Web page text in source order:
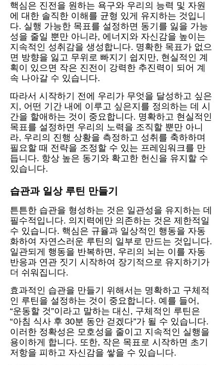
핵심은 진전을 원하는 욕구와 우리의 능력 및 자원
에 대한 솔직한 이해를 균형 있게 유지하는 것입니
다. 실행 가능한 목표를 설정하면 동기를 잃을 가능
성을 줄일 뿐만 아니라, 에너지와 자신감을 높이는
지속적인 성취감을 생성합니다. 명확한 목표가 없으
면 방향을 잃고 무위로 빠지기 쉽지만, 현실적인 계
획이 있으면 작은 진전이 강력한 추진력이 되어 계
속 나아갈 수 있습니다.
따라서 시작하기 전에 우리가 무엇을 달성하고 싶은
지, 어떤 기간 내에 이루고 싶은지를 정의하는 데 시
간을 할애하는 것이 중요합니다. 명확하고 현실적인
목표를 설정하면 우리의 노력을 조직할 뿐만 아니
라, 우리의 진행 상황을 측정하고 성취를 축하하며
필요할 때 전략을 조정할 수 있는 프레임워크를 만
듭니다. 항상 높은 동기와 확고한 헌신을 유지할 수
있습니다.
습관과 일상 루틴 만들기
튼튼한 습관을 형성하는 것은 일관성을 유지하는 데
필수적입니다. 의지력에만 의존하는 것은 제한적일
수 있습니다. 핵심은 규율과 일상적인 행동을 자동
화하여 자연스러운 루틴의 일부로 만드는 것입니다.
일관되게 행동을 반복하면, 우리의 뇌는 이를 자동
반응과 연관 짓기 시작하여 장기적으로 유지하기가
더 쉬워집니다.
효과적인 습관을 만들기 위해서는 명확하고 구체적
인 루틴을 설정하는 것이 중요합니다. 예를 들어,
“운동할 것”이라고 말하는 대신, 구체적인 루틴은
“아침 식사 후 30분 동안 걷겠다”가 될 수 있습니다.
이러한 정확성은 모호성을 줄이고 지속적인 실행을
용이하게 합니다. 또한, 작은 목표로 시작하면 초기
저항을 피하고 자신감을 쌓을 수 있습니다.